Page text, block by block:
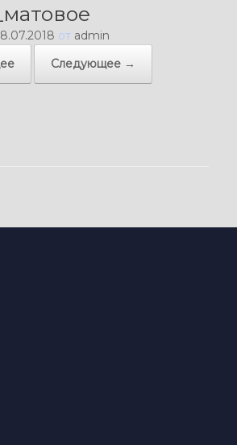
от admin
Следующее →